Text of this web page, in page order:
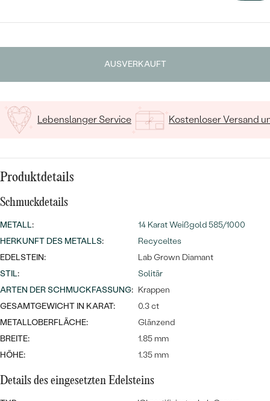
Meistverkaufte
Eheringe
MIT MOISSANIT
MIT SCHWARZEN DIAMANTEN
MIT SALT AND PEPPER DIAMANTEN
MIT EDELSTEIN
NACH MATERIAL
GOLD
PLATIN
SILBER
DIAMANTSCHMUCK
EDELSTEINSCHMUCK
SCHMUCK MIT LAB GROWN
DIAMANTEN
PERLENSCHMUCK
PERSONALISIERT
SYMBOLISCH
MINIMALISTISCH
NACH ANLASS
PERLENOHRRINGE
PREISWERTE
LUXURIÖSE
MIT EDELSTEIN
NACH PREIS
PREISWERTE
LUXURIÖSE
NACH PREIS
PREISWERTE
LUXURIÖSE
AUSVERKAUFT
Lebenslanger Service Kostenloser Versand
Produktdetails
Schmuckdetails
METALL:
14 Karat Weißgold 585/1000
HERKUNFT DES METALLS:
Recyceltes
EDELSTEIN:
Lab Grown Diamant
STIL:
Solitär
ARTEN DER SCHMUCKFASSUNG: Krappen
GESAMTGEWICHT IN KARAT:
0.3 ct
METALLOBERFLÄCHE:
Glänzend
BREITE:
1.85 mm
HÖHE:
1.35 mm
Details des eingesetzten Edelsteins